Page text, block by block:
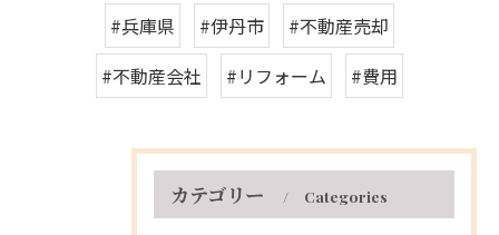
#兵庫県 #伊丹市
#不動産売却
#不動産会社
#リフォーム #費用
カテゴリー Categories